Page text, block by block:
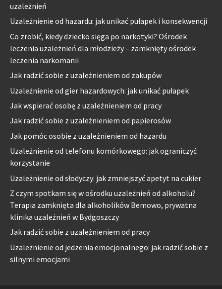
uzależnień
Uzależnienie od hazardu: jak unikać pułapek i konsekwencji
Co zrobić, kiedy dziecko sięga po narkotyki? Ośrodek
leczenia uzależnień dla młodzieży – zamknięty ośrodek
leczenia narkomanii
Jak radzić sobie z uzależnieniem od zakupów
Uzależnienie od gier hazardowych: jak unikać pułapek
Jak wspierać osobę z uzależnieniem od pracy
Jak radzić sobie z uzależnieniem od papierosów
Jak pomóc osobie z uzależnieniem od hazardu
Uzależnienie od telefonu komórkowego: jak ograniczyć
korzystanie
Uzależnienie od słodyczy: jak zmniejszyć apetyt na cukier
Z czym spotkam się w ośrodku uzależnień od alkoholu?
Terapia zamknięta dla alkoholików Bemowo, prywatna
klinika uzależnień w Bydgoszczy
Jak radzić sobie z uzależnieniem od pracy
Uzależnienie od jedzenia emocjonalnego: jak radzić sobie z
silnymi emocjami